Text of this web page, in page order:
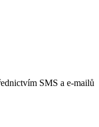
SMS a e-mailů